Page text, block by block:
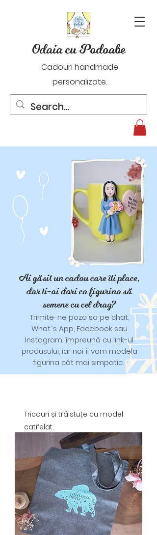
Odaia cu Podoabe
Cadouri handmade
personalizate.
Ai găsit un cadou care îti place,
dar ti-ai dori ca figurina să
semene cu cel drag?
Tricouri și trăistuțe cu model
catifelat.
Designuri pentru
stările de zi cu zi.
Trimite-ne poza sa pe chat,
What`s App, Facebook sau
Instagram, împreună cu link-ul
produsului, iar noi îi vom modela
figurina cât mai simpatic.